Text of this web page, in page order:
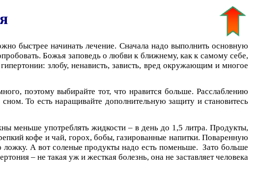
быстрее начинать лечение. Сначала надо выполнить основную
Божья заповедь о любви к ближнему, как к самому себе,
злобу, ненависть, зависть, вред окружающим и многое
поэтому выбирайте тот, что нравится больше. Расслаблению
То есть наращивайте дополнительную защиту и становитесь
меньше употреблять жидкости – в день до 1,5 литра. Продукты,
кофе и чай, горох, бобы, газированные напитки. Поваренную
ложку. А вот соленые продукты надо есть поменьше. Зато больше
– не такая уж и жесткая болезнь, она не заставляет человека